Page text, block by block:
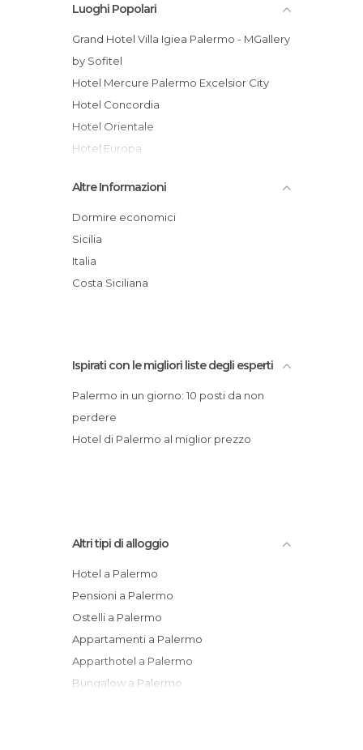
Luoghi Popolari
Grand Hotel Villa Igiea Palermo - MGallery
by Sofitel
Hotel Mercure Palermo Excelsior City
Hotel Concordia
Hotel Orientale
Hotel Europa
Eurostars Centrale Palace Hotel
Hotel Genoardo Park
Hotel Regina
Hotel Ibis Styles Palermo
Jolly Hotel Palermo
Altre Informazioni
Dormire economici
Sicilia
Italia
Costa Siciliana
Ispirati con le migliori liste degli esperti
Palermo in un giorno: 10 posti da non
perdere
Hotel di Palermo al miglior prezzo
Altri tipi di alloggio
Hotel a Palermo
Pensioni a Palermo
Ostelli a Palermo
Appartamenti a Palermo
Apparthotel a Palermo
Bungalow a Palermo